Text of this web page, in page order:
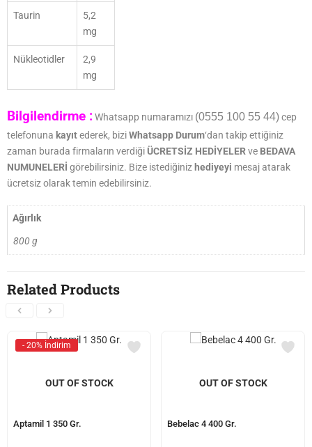
Taurin
5,2
mg
Nükleotidler
2,9
mg
Bilgilendirme :Whatsapp numaramızı (0555 100 55 44)cep
telefonuna kayıtederek, biziWhatsapp Durum‘dan takip ettiğiniz
zaman burada firmaların verdiğiÜCRETSİZ HEDİYELERve BEDAVA
NUMUNELERİ görebilirsiniz. Bize istediğiniz hediyeyi mesaj atarak
ücretsiz olarak temin edebilirsiniz.
Ağırlık
800 g
Related Products
- 20% İndirim
OUT OF STOCK
Aptamil 1 350 Gr.
OUT OF STOCK
Bebelac 4 400 Gr.